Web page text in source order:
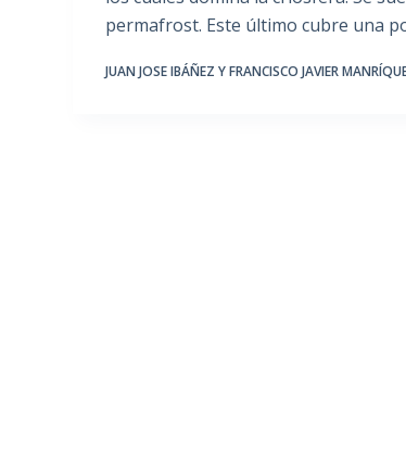
permafrost. Este último cubre una
JUAN JOSE IBÁÑEZ Y FRANCISCO JAVIER